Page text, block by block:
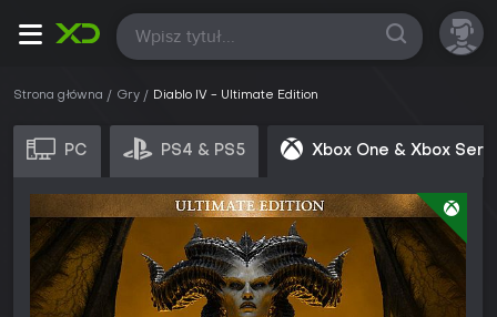
Wszystkie
Strona główna Gry Diablo IV - Ultimate Edition
PC PS4 & PS5 Xbox One & Xbox